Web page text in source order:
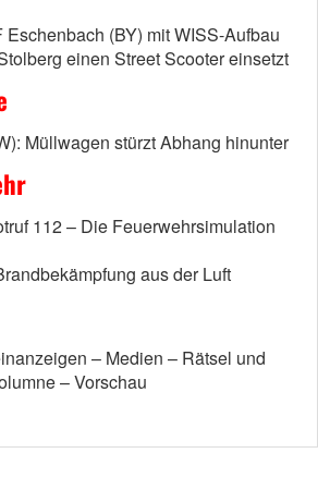
Eschenbach (BY) mit WISS-Aufbau
einen Street Scooter einsetzt
Müllwagen stürzt Abhang hinunter
112 – Die Feuerwehrsimulation
aus der Luft
– Medien – Rätsel und
– Vorschau